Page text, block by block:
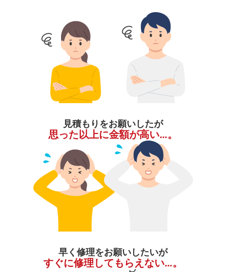
見積もりをお願いしたが
思った以上に金額が高い…。
早く修理をお願いしたいが
すぐに修理してもらえない…。